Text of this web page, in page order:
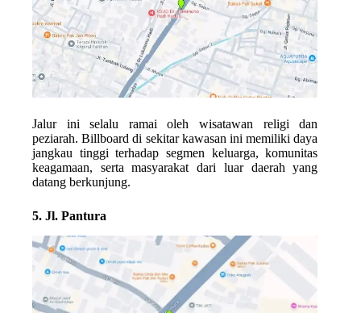
Jalur ini selalu ramai oleh wisatawan religi dan
peziarah. Billboard di sekitar kawasan ini memiliki daya
jangkau tinggi terhadap segmen keluarga, komunitas
keagamaan, serta masyarakat dari luar daerah yang
datang berkunjung.
5. Jl. Pantura